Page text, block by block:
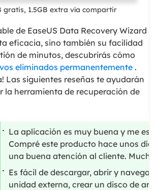
gratis, 1.5GB extra vía compartir
de EaseUS Data Recovery Wizard
eficacia, sino también su facilidad
de minutos, descubrirás cómo
eliminados permanentemente.
Las siguientes reseñas te ayudarán
la herramienta de recuperación de
La aplicación es muy buena y me
Compré este producto hace unos
una buena atención al cliente.
Es fácil de descargar, abrir y
unidad externa, crear un disco de